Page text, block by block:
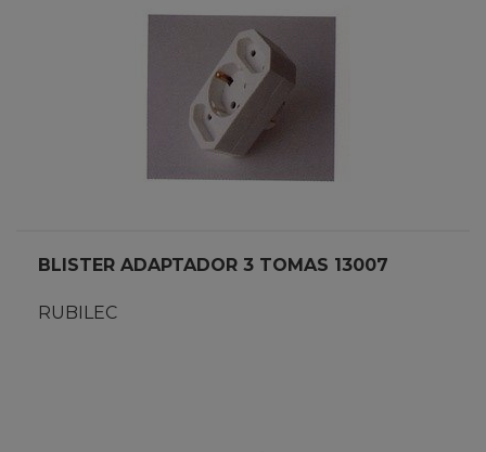
BLISTER ADAPTADOR 3 TOMAS 13007
RUBILEC